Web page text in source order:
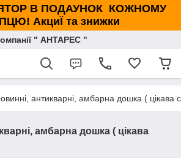
В ПОДАУНОК КОЖНОМУ
АкциЇ та знижки
" АНТАРЕС "
антикварні, амбарна дошка ( цікава
амбарна дошка ( цікава